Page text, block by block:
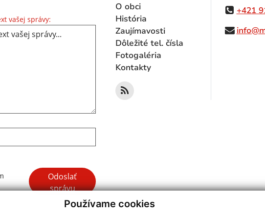
Používame cookies
vašej správy: Text vašej správy...
Google reCaptcha Response
Odoslať
správu
O obci
História
Zaujímavosti
Dôležité tel. čísla
Fotogaléria
Kontakty
+421